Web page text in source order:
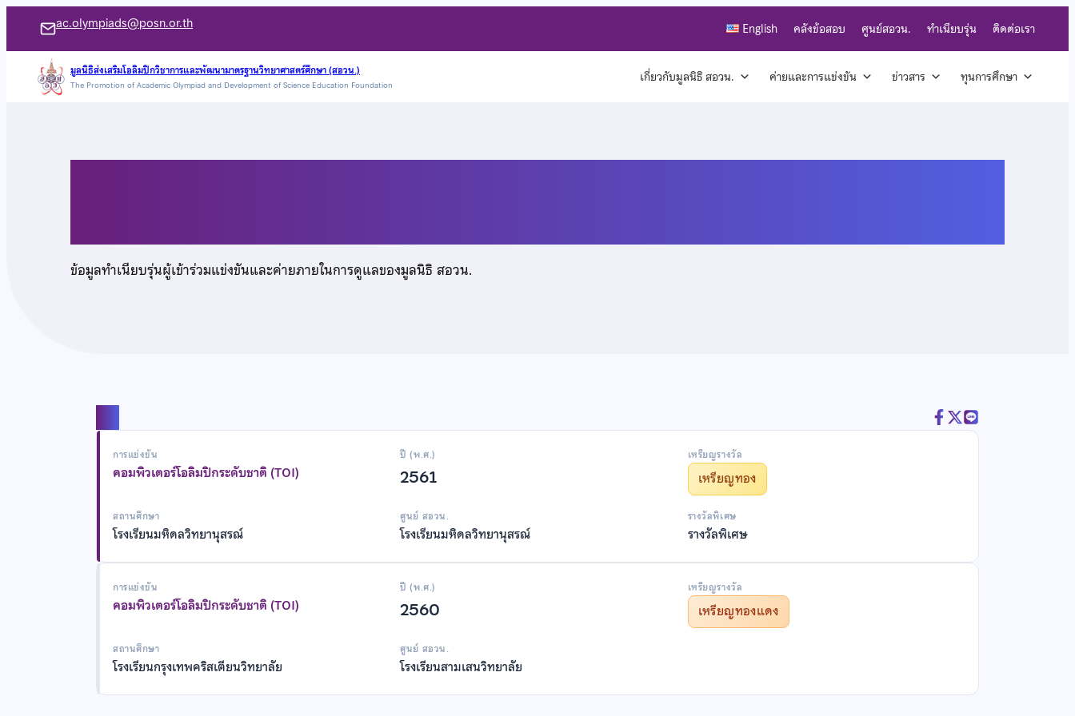
เนื้อหา
ac.olympiads@posn.or.th English คลังข้อสอบ ศูนย์สอวน. ทำเนียบรุ่น ติดต่อเรา
มูลนิธิส่งเสริมโอลิมปิกวิชาการและพัฒนามาตรฐานวิทยาศาสตร์ศึกษา (สอวน.)
The Promotion of Academic Olympiad and Development of Science Education Foundation เกี่ยวกับมูลนิธิ สอวน. ค่ายและการแข่งขัน ข่าวสาร ทุนการศึกษา
ข้อมูลทำเนียบรุ่นผู้เข้าร่วมแข่งขันและค่ายภายในการดูแลของมูลนิธิ สอวน.
การแข่งขัน
คอมพิวเตอร์โอลิมปิกระดับชาติ (TOI)
ปี (พ.ศ.)
2561
เหรียญรางวัล
เหรียญทอง
สถานศึกษา
โรงเรียนมหิดลวิทยานุสรณ์
ศูนย์ สอวน.
โรงเรียนมหิดลวิทยานุสรณ์
รางวัลพิเศษ
รางวัลพิเศษ
การแข่งขัน
คอมพิวเตอร์โอลิมปิกระดับชาติ (TOI)
ปี (พ.ศ.)
2560
เหรียญรางวัล
เหรียญทองแดง
สถานศึกษา
โรงเรียนกรุงเทพคริสเตียนวิทยาลัย
ศูนย์ สอวน.
โรงเรียนสามเสนวิทยาลัย